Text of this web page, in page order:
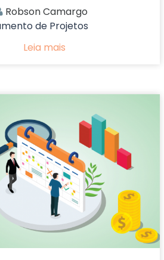
Robson Camargo
de Projetos
Leia mais